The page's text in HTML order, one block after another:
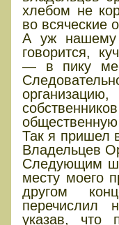
хлебом не
во всяческие
А уж нашему
говорится,
— в пику
общественную
Так я пришел
Владельцев
Следующим
месту моего
другом
перечислил
указав, что